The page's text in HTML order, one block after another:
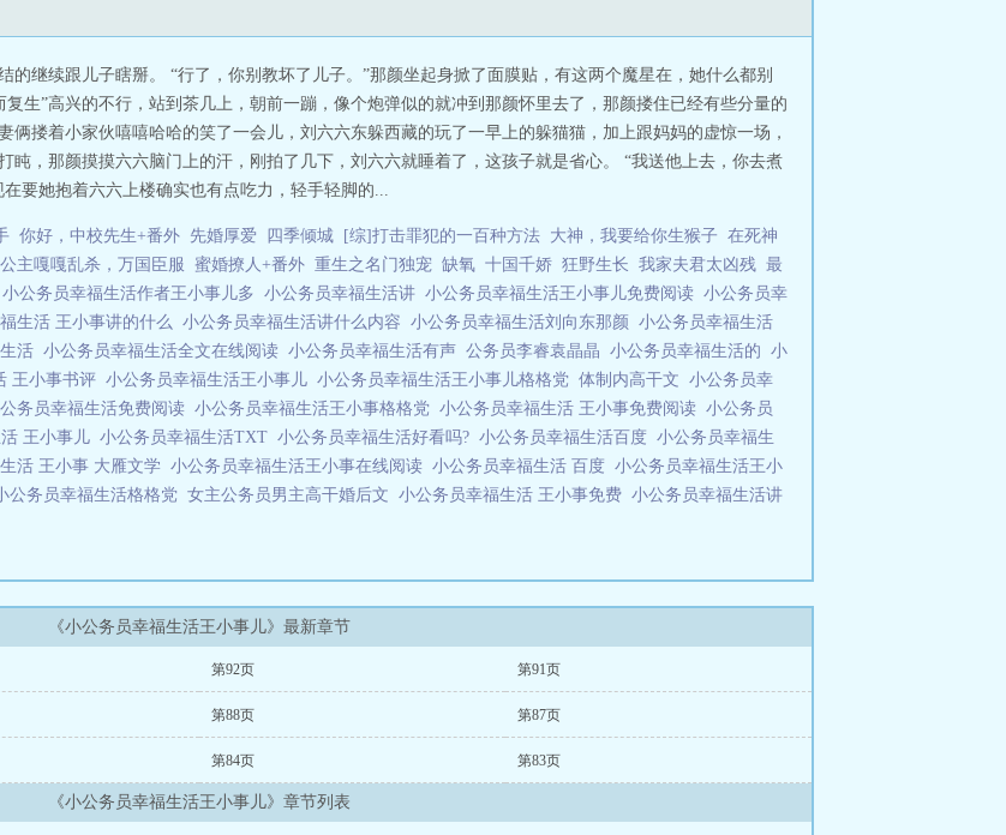
的继续跟儿子瞎掰。 “行了，你别教坏了儿子。”那颜坐起身掀了面膜贴，有这两个魔星在，她什么都别
生”高兴的不行，站到茶几上，朝前一蹦，像个炮弹似的就冲到那颜怀里去了，那颜搂住已经有些分量的
俩搂着小家伙嘻嘻哈哈的笑了一会儿，刘六六东躲西藏的玩了一早上的躲猫猫，加上跟妈妈的虚惊一场，
盹，那颜摸摸六六脑门上的汗，刚拍了几下，刘六六就睡着了，这孩子就是省心。 “我送他上去，你去煮
要她抱着六六上楼确实也有点吃力，轻手轻脚的...
你好，中校先生+番外 先婚厚爱 四季倾城 [综]打击罪犯的一百种方法 大神，我要给你生猴子 在死神
主嘎嘎乱杀，万国臣服 蜜婚撩人+番外 重生之名门独宠 缺氧 十国千娇 狂野生长 我家夫君太凶残 最
小公务员幸福生活作者王小事儿多 小公务员幸福生活讲 小公务员幸福生活王小事儿免费阅读 小公务员幸
生活 王小事讲的什么 小公务员幸福生活讲什么内容 小公务员幸福生活刘向东那颜 小公务员幸福生活
活 小公务员幸福生活全文在线阅读 小公务员幸福生活有声 公务员李睿袁晶晶 小公务员幸福生活的 小
王小事书评 小公务员幸福生活王小事儿 小公务员幸福生活王小事儿格格党 体制内高干文 小公务员幸
务员幸福生活免费阅读 小公务员幸福生活王小事格格党 小公务员幸福生活 王小事免费阅读 小公务员
王小事儿 小公务员幸福生活TXT 小公务员幸福生活好看吗? 小公务员幸福生活百度 小公务员幸福生
活 王小事 大雁文学 小公务员幸福生活王小事在线阅读 小公务员幸福生活 百度 小公务员幸福生活王小
公务员幸福生活格格党 女主公务员男主高干婚后文 小公务员幸福生活 王小事免费 小公务员幸福生活讲
《小公务员幸福生活王小事儿》最新章节
第92页 第91页
第88页 第87页
第84页 第83页
《小公务员幸福生活王小事儿》章节列表